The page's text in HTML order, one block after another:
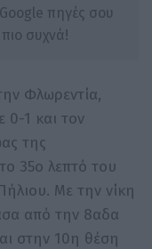
πηγές σου
συχνά!
Φλωρεντία,
0-1 και τον
της
35ο λεπτό του
Με την νίκη
από την 8αδα
στην 10η θέση